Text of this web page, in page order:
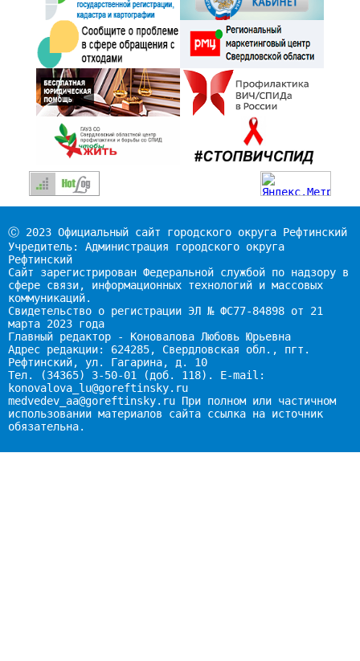
Ⓒ 2023 Официальный сайт городского округа Рефтинский
Учредитель: Администрация городского округа
Рефтинский
Сайт зарегистрирован Федеральной службой по надзору в
сфере связи, информационных технологий и массовых
коммуникаций.
Свидетельство о регистрации ЭЛ № ФС77-84898 от 21
марта 2023 года
Главный редактор - Коновалова Любовь Юрьевна
Адрес редакции: 624285, Свердловская обл., пгт.
Рефтинский, ул. Гагарина, д. 10
Тел. (34365) 3-50-01 (доб. 118). E-mail:
konovalova_lu@goreftinsky.ru
medvedev_aa@goreftinsky.ru При полном или частичном
использовании материалов сайта ссылка на источник
обязательна.